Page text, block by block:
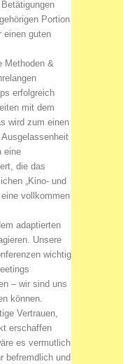
Portion
einen guten
Methoden &
erfolgreich
mit dem
wird zum einen
eine
die das
„Kino- und
vollkommen
adaptierten
Unsere
wichtig
– wir sind uns
können.
Vertrauen,
erschaffen
es vermutlich
befremdlich und